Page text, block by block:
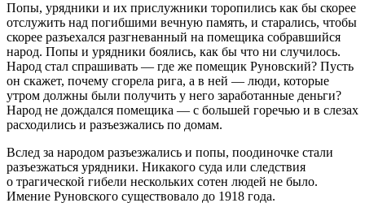
Попы, урядники и их прислужники торопились как бы скорее
отслужить над погибшими вечную память, и старались, чтобы
скорее разъехался разгневанный на помещика собравшийся
народ. Попы и урядники боялись, как бы что ни случилось.
Народ стал спрашивать — где же помещик Руновский? Пусть
он скажет, почему сгорела рига, а в ней — люди, которые
утром должны были получить у него заработанные деньги?
Народ не дождался помещика — с большей горечью и в слезах
расходились и разъезжались по домам.
Вслед за народом разъезжались и попы, поодиночке стали
разъезжаться урядники. Никакого суда или следствия
о трагической гибели нескольких сотен людей не было.
Имение Руновского существовало до 1918 года.